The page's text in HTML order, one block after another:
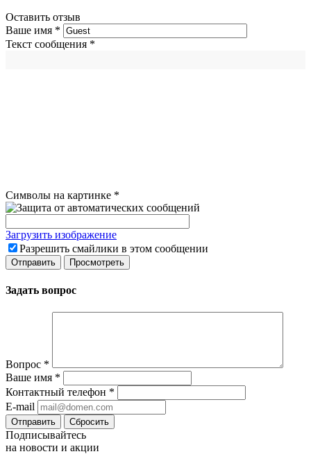
Оставить отзыв
Ваше имя *
Текст сообщения *
Символы на картинке *
Загрузить изображение
Разрешить смайлики в этом сообщении
Задать вопрос
Вопрос *
Ваше имя *
Контактный телефон *
E-mail
Сбросить
Подписывайтесь
на новости и акции